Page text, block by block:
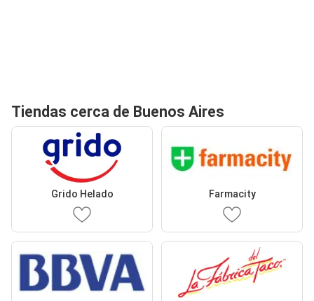
Tiendas cerca de Buenos Aires
Grido Helado Farmacity